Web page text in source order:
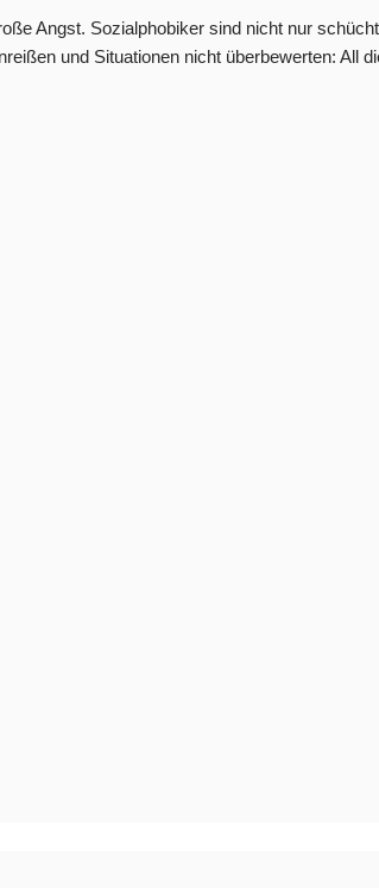
Angst. Sozialphobiker sind nicht nur
und Situationen nicht überbewerten: All